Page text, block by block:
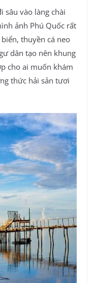
sâu vào làng chài
ảnh Phú Quốc rất
thuyền cá neo
dân tạo nên khung
cho ai muốn khám
thức hải sản tươi